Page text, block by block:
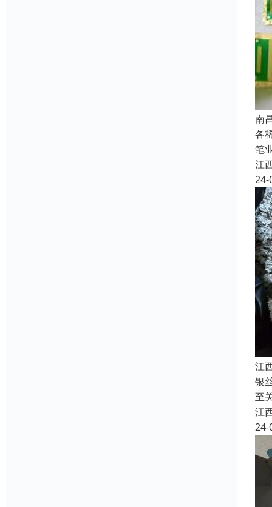
南
各
笔
江
24-
江
银
至
江
24-